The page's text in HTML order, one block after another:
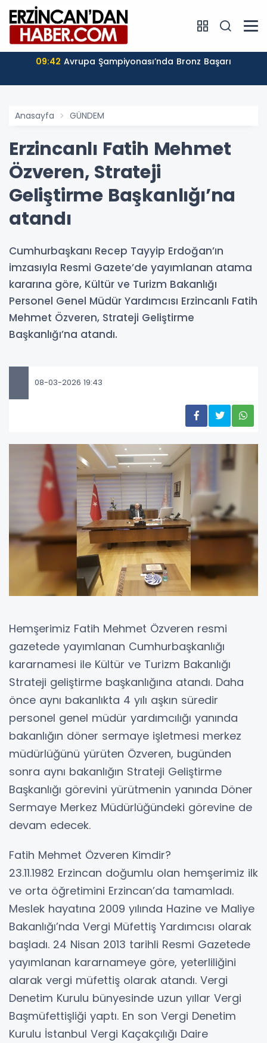
09:42 Avrupa Şampiyonası’nda Bronz Başarı
Anasayfa GÜNDEM
Erzincanlı Fatih Mehmet
Özveren, Strateji
Geliştirme Başkanlığı’na
atandı
Cumhurbaşkanı Recep Tayyip Erdoğan’ın
imzasıyla Resmi Gazete’de yayımlanan atama
kararına göre, Kültür ve Turizm Bakanlığı
Personel Genel Müdür Yardımcısı Erzincanlı Fatih
Mehmet Özveren, Strateji Geliştirme
Başkanlığı’na atandı.
08-03-2026 19:43
Hemşerimiz Fatih Mehmet Özveren resmi
gazetede yayımlanan Cumhurbaşkanlığı
kararnamesi ile Kültür ve Turizm Bakanlığı
Strateji geliştirme başkanlığına atandı. Daha
önce aynı bakanlıkta 4 yılı aşkın süredir
personel genel müdür yardımcılığı yanında
bakanlığın döner sermaye işletmesi merkez
müdürlüğünü yürüten Özveren, bugünden
sonra aynı bakanlığın Strateji Geliştirme
Başkanlığı görevini yürütmenin yanında Döner
Sermaye Merkez Müdürlüğündeki görevine de
devam edecek.
Fatih Mehmet Özveren Kimdir?
23.11.1982 Erzincan doğumlu olan hemşerimiz ilk
ve orta öğretimini Erzincan’da tamamladı.
Meslek hayatına 2009 yılında Hazine ve Maliye
Bakanlığı’nda Vergi Müfettiş Yardımcısı olarak
başladı. 24 Nisan 2013 tarihli Resmi Gazetede
yayımlanan kararnameye göre, yeterliliğini
alarak vergi müfettiş olarak atandı. Vergi
Denetim Kurulu bünyesinde uzun yıllar Vergi
Başmüfettişliği yaptı. En son Vergi Denetim
Kurulu İstanbul Vergi Kaçakçılığı Daire